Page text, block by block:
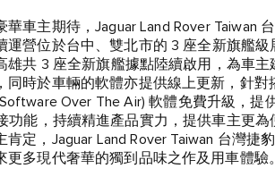
車主期待，Jaguar Land Rover Taiwan
運營位於台中、雙北市的 3 座全新旗艦
雄共 3 座全新旗艦據點陸續啟用，為車
時於車輛的軟體亦提供線上更新，針對
Over The Air) 軟體免費升級，提
功能，持續精進產品實力，提供車主更
定，Jaguar Land Rover Taiwan 台灣捷
多現代奢華的獨到品味之作及用車體驗。